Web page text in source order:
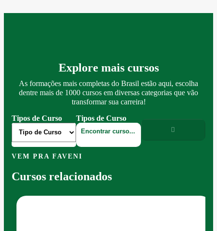
Explore mais cursos
As formações mais completas do Brasil estão aqui, escolha
dentre mais de 1000 cursos em diversas categorias que vão
transformar sua carreira!
Tipos de Curso
Tipos de Curso
VEM PRA FAVENI
Cursos relacionados